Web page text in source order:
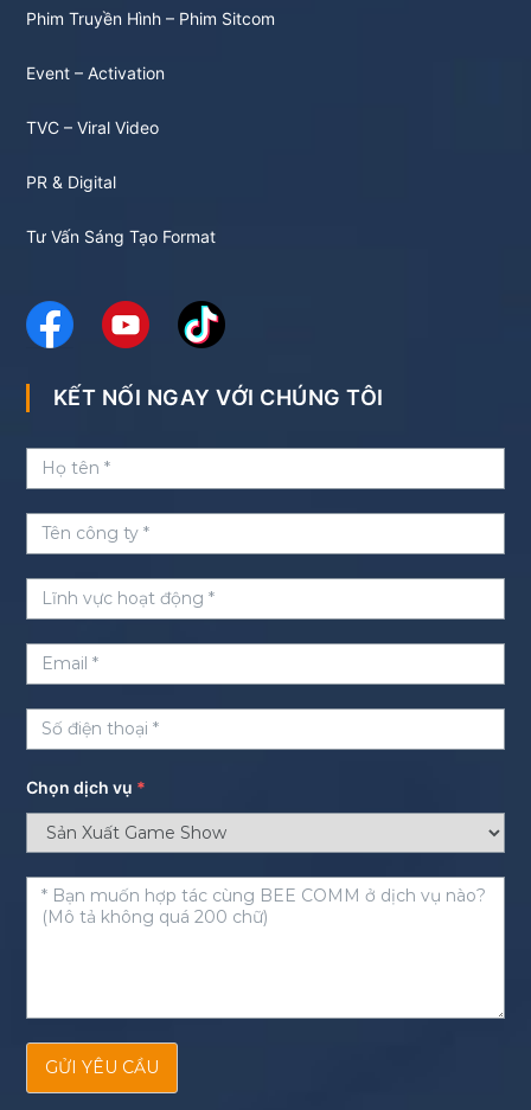
Phim Truyền Hình – Phim Sitcom
Event – Activation
TVC – Viral Video
PR & Digital
Tư Vấn Sáng Tạo Format
KẾT NỐI NGAY VỚI CHÚNG TÔI
Chọn dịch vụ *
GỬI YÊU CẦU